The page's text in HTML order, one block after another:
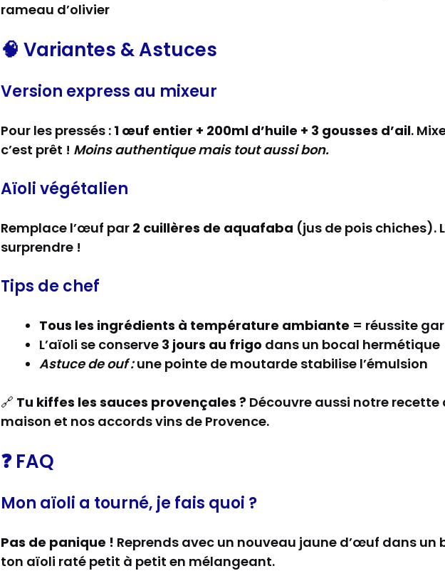
rameau d’olivier
🧠 Variantes & Astuces
Version express au mixeur
Pour les pressés : 1 œuf entier + 200ml d’huile + 3 gousses d’ail.
c’est prêt ! Moins authentique mais tout aussi bon.
Aïoli végétalien
Remplace l’œuf par 2 cuillères de aquafaba (jus de pois chiches).
surprendre !
Tips de chef
Tous les ingrédients à température ambiante = réussite
L’aïoli se conserve 3 jours au frigo dans un bocal hermétique
Astuce de ouf :une pointe de moutarde stabilise l’émulsion
🔗 Tu kiffes les sauces provençales ? Découvre aussi notre
maison et nos accords vins de Provence.
❓ FAQ
Mon aïoli a tourné, je fais quoi ?
Pas de panique ! Reprends avec un nouveau jaune d’œuf dans un
ton aïoli raté petit à petit en mélangeant.